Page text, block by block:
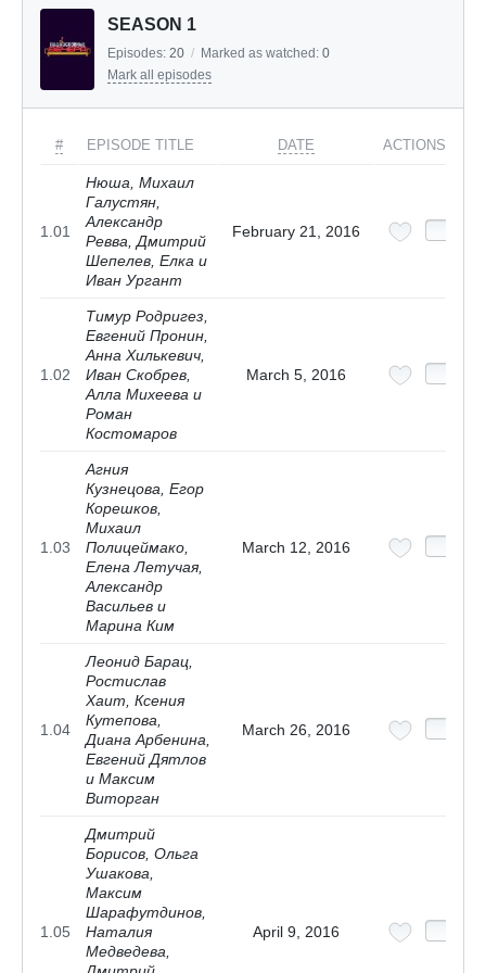
SEASON 1
Episodes: 20 / Marked as watched: 0
Mark all episodes
# EPISODE TITLE DATE ACTIONS
1.01
Нюша, Михаил
Галустян,
Александр
Ревва, Дмитрий
Шепелев, Елка и
Иван Ургант
February 21, 2016
1.02
Тимур Родригез,
Евгений Пронин,
Анна Хилькевич,
Иван Скобрев,
Алла Михеева и
Роман
Костомаров
March 5, 2016
1.03
Агния
Кузнецова, Егор
Корешков,
Михаил
Полицеймако,
Елена Летучая,
Александр
Васильев и
Марина Ким
March 12, 2016
1.04
Леонид Барац,
Ростислав
Хаит, Ксения
Кутепова,
Диана Арбенина,
Евгений Дятлов
и Максим
Виторган
March 26, 2016
1.05
Дмитрий
Борисов, Ольга
Ушакова,
Максим
Шарафутдинов,
Наталия
Медведева,
April 9, 2016